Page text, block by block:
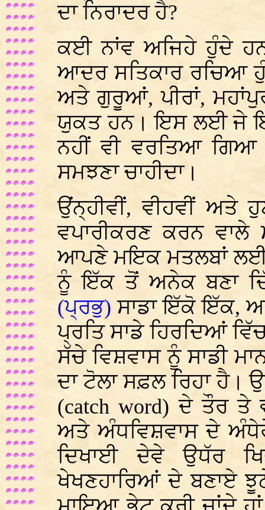
ਦਾ ਨਿਰਾਦਰ ਹੈ?
ਕਈ ਨਾਂਵ ਅਜਿਹੇ ਹੁੰਦੇ ਹਨ
ਆਦਰ ਸਤਿਕਾਰ ਰਚਿਆ
ਅਤੇ ਗੁਰੂਆਂ, ਪੀਰਾਂ,
ਯੁਕਤ ਹਨ। ਇਸ ਲਈ ਜੇ
ਨਹੀਂ ਵੀ ਵਰਤਿਆ
ਸਮਝਣਾ ਚਾਹੀਦਾ।
ਉਂਨ੍ਹੀਵੀਂ, ਵੀਹਵੀਂ ਅਤੇ
ਵਪਾਰੀਕਰਣ ਕਰਨ
ਆਪਣੇ ਮਇਕ ਮਤਲਬਾਂ
ਨੂੰ ਇੱਕ ਤੋਂ ਅਨੇਕ ਬਣਾ
(ਪ੍ਰਭੁ)ਸਾਡਾ ਇੱਕੋ ਇੱਕ,
ਪ੍ਰਤਿ ਸਾਡੇ ਹਿਰਦਿਆਂ
ਸੱਚੇ ਵਿਸ਼ਵਾਸ ਨੂੰ ਸਾਡੀ
ਦਾ ਟੋਲਾ ਸਫ਼ਲ ਰਿਹਾ ਹੈ।
(catch word)ਦੇ ਤੌਰ ਤੇ
ਅਤੇ ਅੰਧਵਿਸ਼ਵਾਸ ਦੇ
ਦਿਖਾਈ ਦੇਵੇ ਉਧੱਰ
ਖੇਖਣਹਾਰਿਆਂ ਦੇ ਬਣਾਏ